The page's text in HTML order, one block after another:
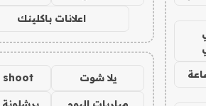
اعلانات باكلينك
يلا شوت shoot